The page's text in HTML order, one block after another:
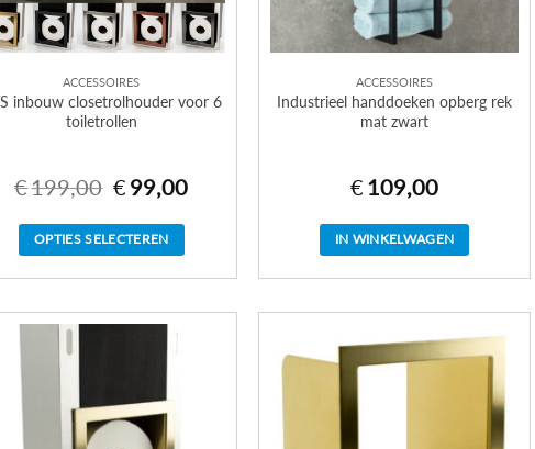
ACCESSOIRES
inbouw closetrolhouder voor 6
toiletrollen
€199,00 Oorspronkelijke
prijs
€199,00.
€ 99,00Huidige
prijs
OPTIES SELECTEREN
ACCESSOIRES
Industrieel handdoeken opberg rek
mat zwart
€ 109,00
IN WINKELWAGEN